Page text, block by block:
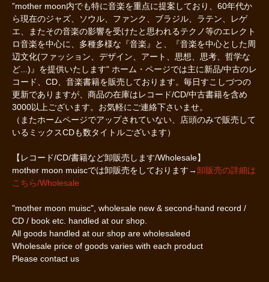
”mother moon内でも特に音楽を重点に提案しており、60年代か
ら現在のジャズ、ソウル、ファンク、ブラジル、ラテン、レゲ
エ、またその音楽の影響を受けたと思われるテクノ等のエレクト
ロ音楽を中心に、多種多様な『音楽』と、『音楽を中心とした周
辺文化(ファッション、デザイン、アート、思想、思考、哲学な
ど...)』を提供いたします" ホーム・ページでは主に新品/中古のレ
コード、CD、音楽書籍を販売しております。毎日すこしづつの
更新でありますが、商品の在庫はレコード/CD/中古書籍を含め
3000以上ございます。お気軽にご連絡下さいませ。
（またホームページでアップされていない、店頭のみで販売して
いるミックスCDも数タイトルございます）
【レコード/CD/書籍など卸販売します/Wholesale】
mother moon muiscでは卸販売をしております→卸販売の詳細は
こちら/Wholesale
"mother moon muisc", wholesale new & second-hand record /
CD / book etc. handled at our shop.
All goods handled at our shop are wholesaleed
Wholesale price of goods varies with each product
Please contact us